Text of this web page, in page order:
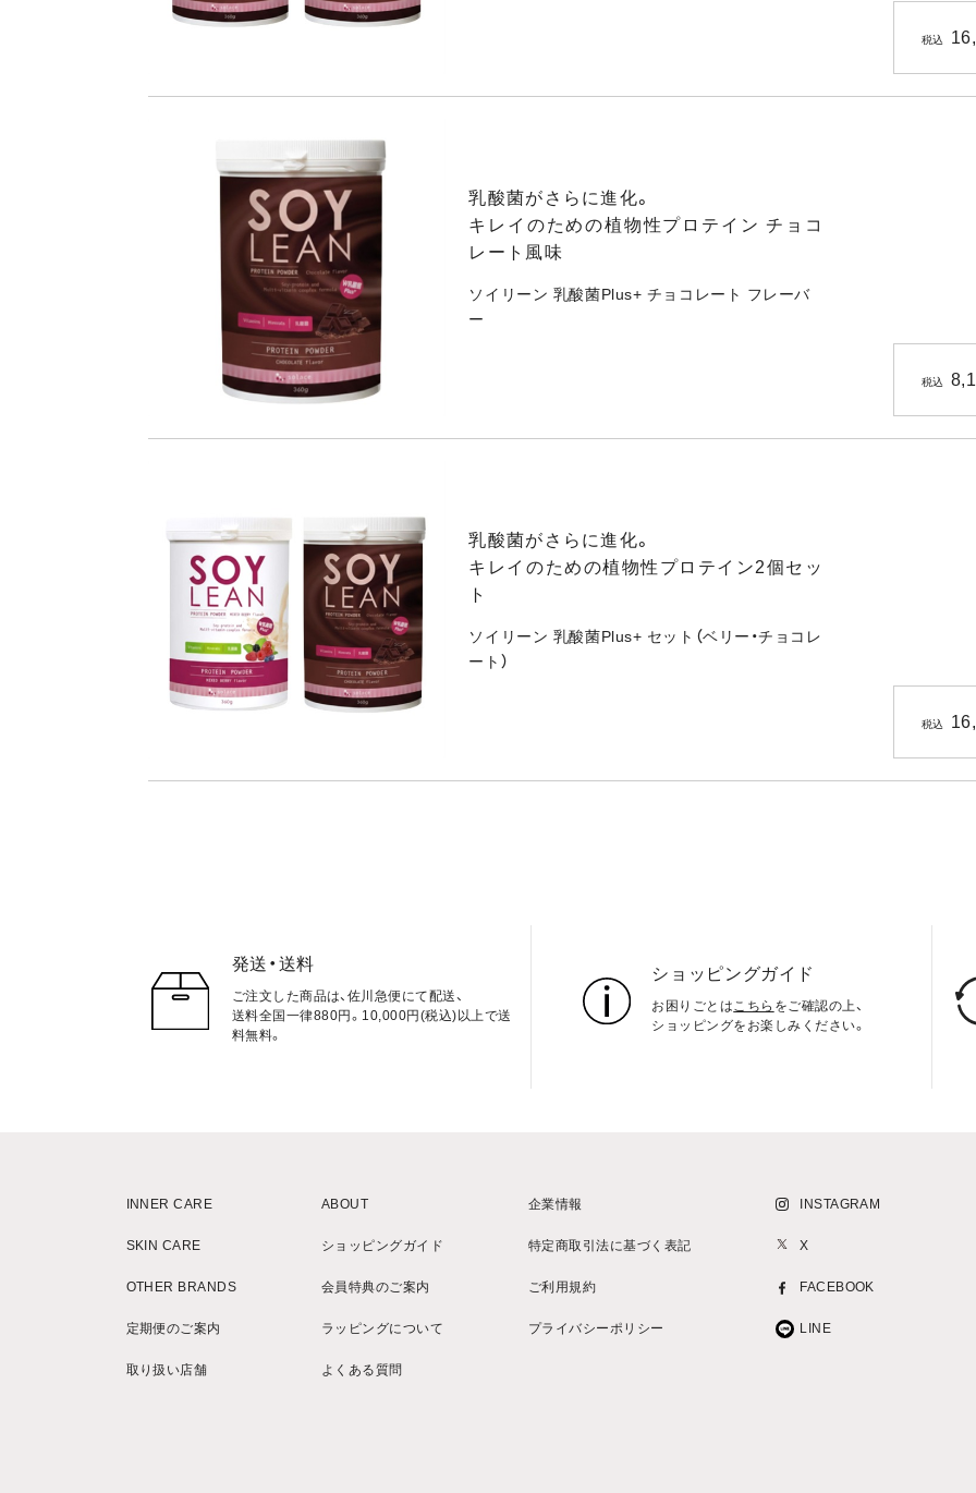
税込
乳酸菌がさらに進化。
キレイのための植物性プロテイン チョコ
レート風味
ソイリーン 乳酸菌Plus+ チョコレート フレーバ
ー
税込
乳酸菌がさらに進化。
キレイのための植物性プロテイン2個セッ
ト
ソイリーン 乳酸菌Plus+ セット（ベリー・チョコレ
ート）
税込
発送・送料
ご注文した商品は、佐川急便にて配送、
送料全国一律880円。10,000円(税込)以上で送
料無料。
ショッピングガイド
お困りごとはこちら をご確認の上、
ショッピングをお楽しみください。
INNER CARE
SKIN CARE
OTHER BRANDS
定期便のご案内
取り扱い店舗
ABOUT
ショッピングガイド
会員特典のご案内
ラッピングについて
よくある質問
企業情報
特定商取引法に基づく表記
ご利用規約
プライバシーポリシー
INSTAGRAM
X
FACEBOOK
LINE